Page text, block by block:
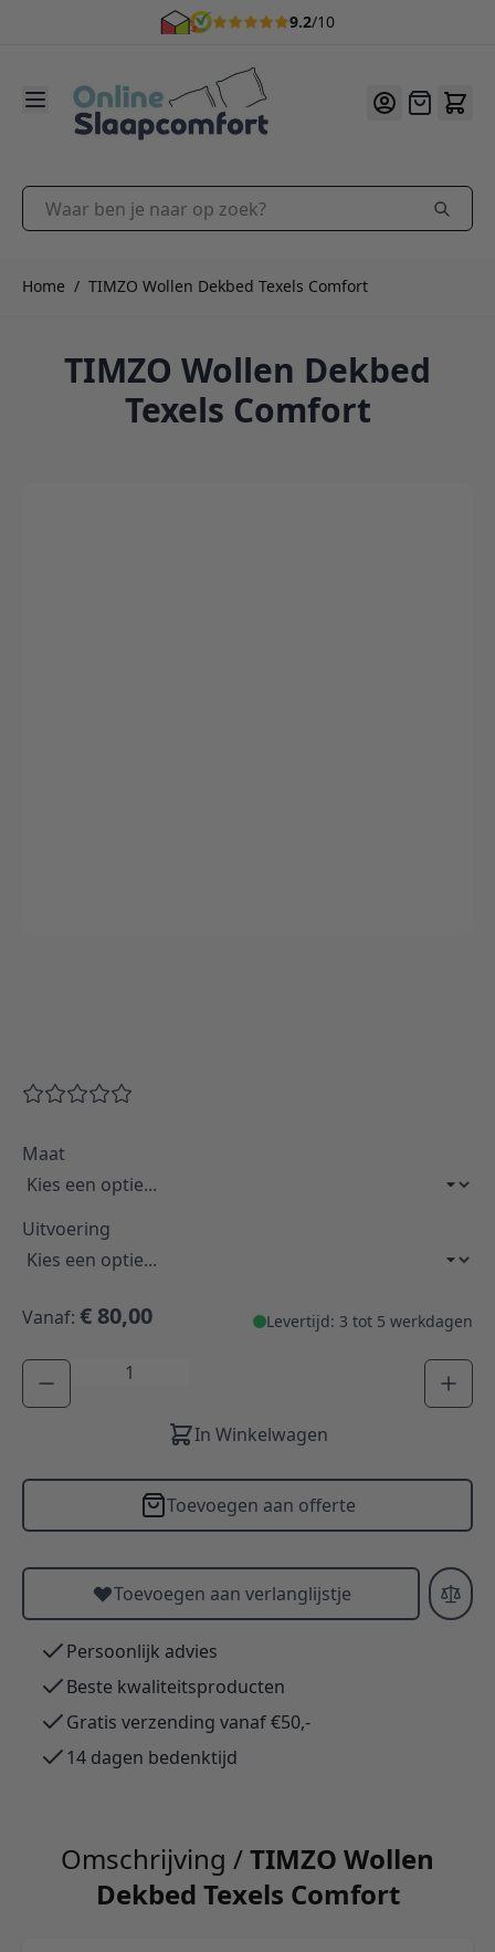
9.2/10
Offerte
Waar ben je naar op zoek?
Home / TIMZO Wollen Dekbed Texels Comfort
TIMZO Wollen Dekbed
Texels Comfort
Maat
Uitvoering
Vanaf: € 80,00 Levertijd: 3 tot 5 werkdagen
Aantal
In Winkelwagen
Toevoegen aan offerte
Toevoegen aan verlanglijstje
Persoonlijk advies
Beste kwaliteitsproducten
Gratis verzending vanaf €50,-
14 dagen bedenktijd
Omschrijving /TIMZO Wollen
Dekbed Texels Comfort